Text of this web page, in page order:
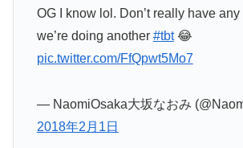
OG I know lol. Don’t really have
we’re doing another #tbt😂
pic.twitter.com/FfQpwt5Mo7
— NaomiOsaka大坂なおみ
2018年2月1日